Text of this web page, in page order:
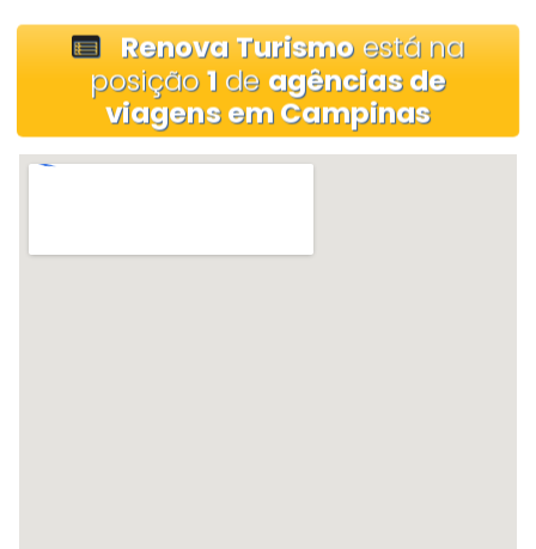
Renova Turismoestá na
posição1 de agências de
viagens em Campinas